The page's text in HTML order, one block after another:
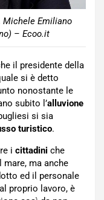
Michele Emiliano
– Ecoo.it
il presidente della
si è detto
nonostante le
subito l’alluvione
si sia
turistico.
i cittadini che
ma anche
ed il personale
proprio lavoro, è